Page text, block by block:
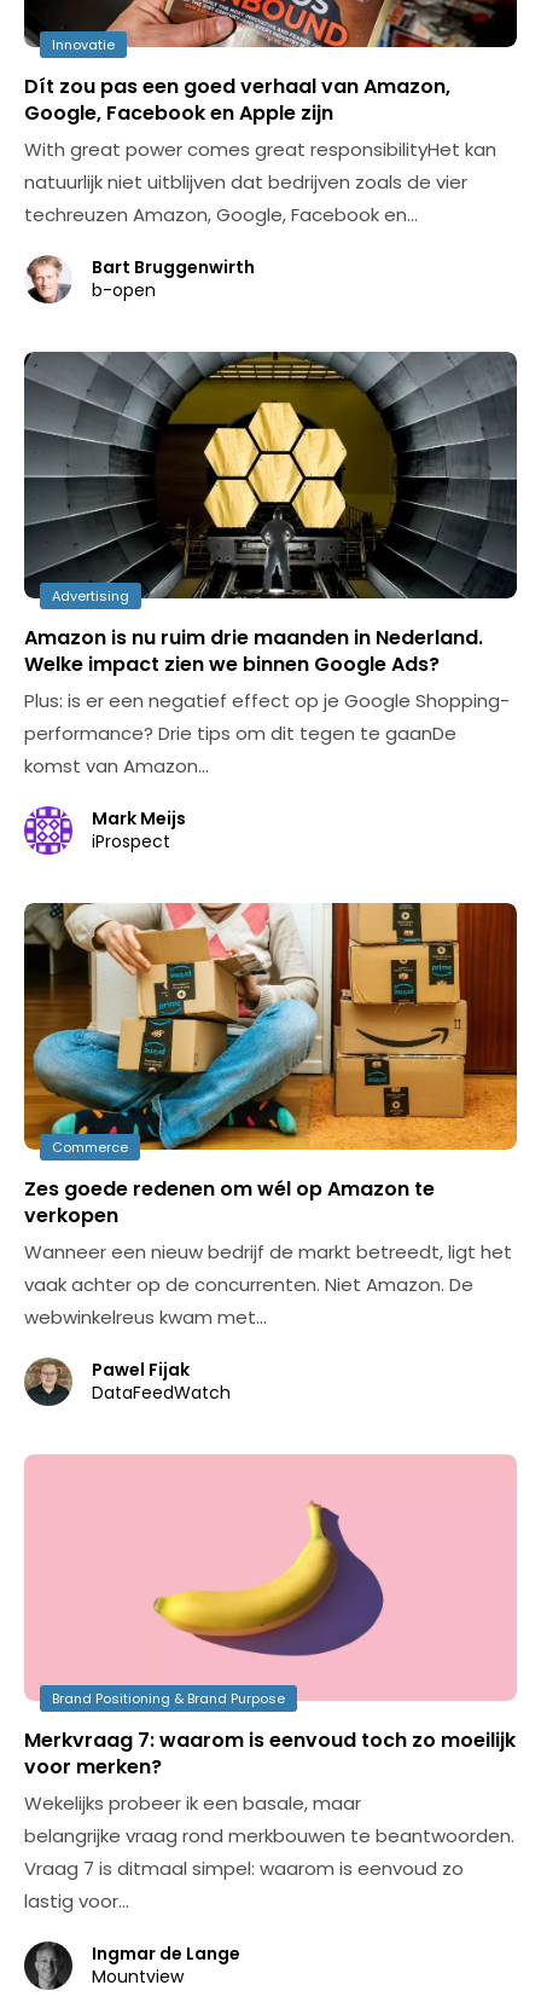
Innovatie
Dít zou pas een goed verhaal van Amazon,
Google, Facebook en Apple zijn
With great power comes great responsibilityHet kan
natuurlijk niet uitblijven dat bedrijven zoals de vier
techreuzen Amazon, Google, Facebook en…
Bart Bruggenwirth
b-open
Advertising
Amazon is nu ruim drie maanden in Nederland.
Welke impact zien we binnen Google Ads?
Plus: is er een negatief effect op je Google Shopping-
performance? Drie tips om dit tegen te gaanDe
komst van Amazon…
Mark Meijs
iProspect
Commerce
Zes goede redenen om wél op Amazon te
verkopen
Wanneer een nieuw bedrijf de markt betreedt, ligt het
vaak achter op de concurrenten. Niet Amazon. De
webwinkelreus kwam met…
Pawel Fijak
DataFeedWatch
Brand Positioning & Brand Purpose
Merkvraag 7: waarom is eenvoud toch zo moeilijk
voor merken?
Wekelijks probeer ik een basale, maar
belangrijke vraag rond merkbouwen te beantwoorden.
Vraag 7 is ditmaal simpel: waarom is eenvoud zo
lastig voor…
Ingmar de Lange
Mountview